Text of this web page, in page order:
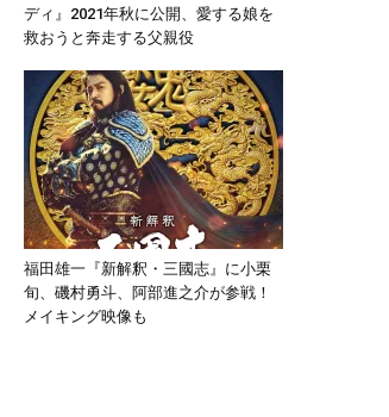
ディ』2021年秋に公開、愛する娘を
救おうと奔走する父親役
福田雄一『新解釈・三國志』に小栗
旬、磯村勇斗、阿部進之介が参戦！
メイキング映像も